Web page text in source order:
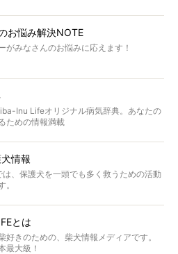
お悩み解決NOTE
がみなさんのお悩みに応えます！
Inu Lifeオリジナル病気辞典。あなたの
ための情報満載
情報
、保護犬を一頭でも多く救うための活動
。
とは
好きのための、柴犬情報メディアです。
最大級！